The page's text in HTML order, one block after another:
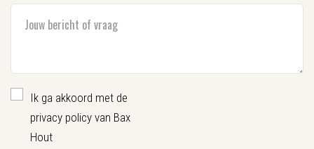
Jouw bericht of vraag
Ik ga akkoord met de
privacy policy van Bax
Hout